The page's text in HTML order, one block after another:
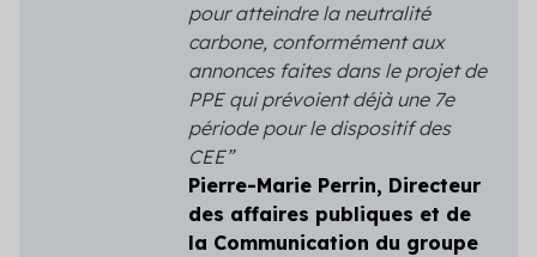
pour atteindre la neutralité
carbone, conformément aux
annonces faites dans le projet de
PPE qui prévoient déjà une 7e
période pour le dispositif des
CEE”
Pierre-Marie Perrin, Directeur
des affaires publiques et de
la Communication du groupe